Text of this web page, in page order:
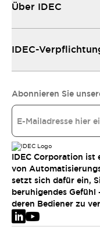
Über IDEC
IDEC-
Abonnieren Sie
IDEC Corporation
von
setzt sich dafür ein,
beruhigendes Gefühl
deren Bediener zu